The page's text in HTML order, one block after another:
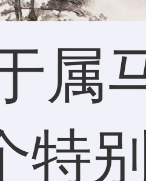
属
特